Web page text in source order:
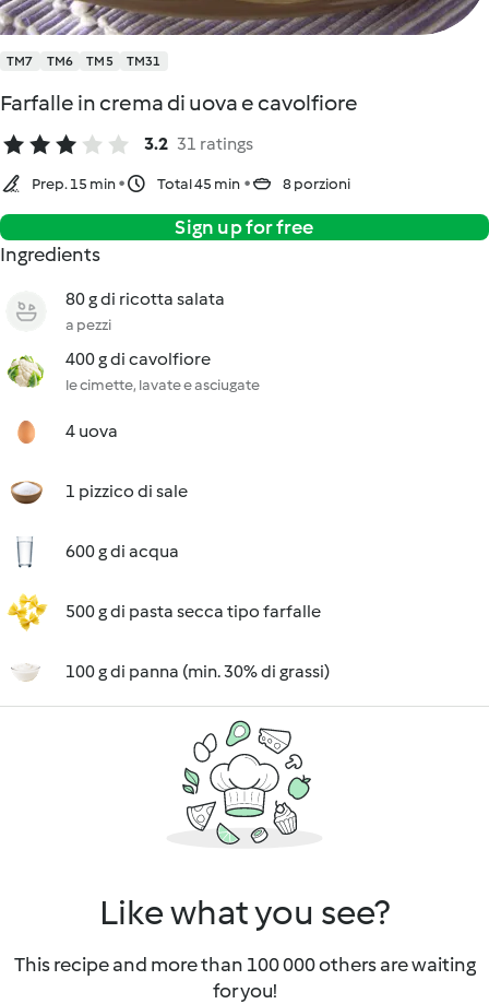
TM7 TM6 TM5 TM31
Farfalle in crema di uova e cavolfiore
3.2 31 ratings
Prep. 15 min Total 45 min 8 porzioni
Sign up for free
Ingredients
80 g di ricotta salata
a pezzi
400 g di cavolfiore
le cimette, lavate e asciugate
4 uova
1 pizzico di sale
600 g di acqua
500 g di pasta secca tipo farfalle
100 g di panna (min. 30% di grassi)
Like what you see?
This recipe and more than 100 000 others are waiting
for you!